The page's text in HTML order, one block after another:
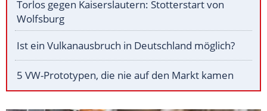
Torlos gegen Kaiserslautern: Stotterstart von
Wolfsburg
Ist ein Vulkanausbruch in Deutschland möglich?
5 VW-Prototypen, die nie auf den Markt kamen